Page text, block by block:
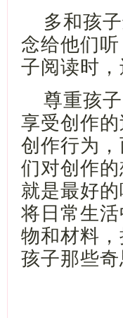
多和孩
念给他们
子阅读时
尊重孩
享受创作
创作行为
们对创作
就是最好
将日常生
物和材料
孩子那些